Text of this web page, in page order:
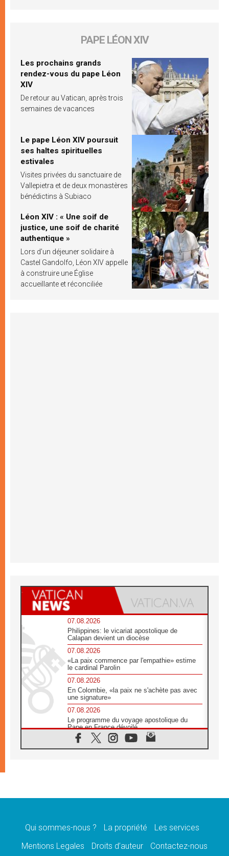
PAPE LÉON XIV
Les prochains grands
rendez-vous du pape Léon
XIV
De retour au Vatican, après trois
semaines de vacances
Le pape Léon XIV poursuit
ses haltes spirituelles
estivales
Visites privées du sanctuaire de
Vallepietra et de deux monastères
bénédictins à Subiaco
Léon XIV : « Une soif de
justice, une soif de charité
authentique »
Lors d’un déjeuner solidaire à
Castel Gandolfo, Léon XIV appelle
à construire une Église
accueillante et réconciliée
07.08.2026
Philippines: le vicariat apostolique de
Calapan devient un diocèse
07.08.2026
«La paix commence par l'empathie» estime
le cardinal Parolin
07.08.2026
En Colombie, «la paix ne s'achète pas avec
une signature»
07.08.2026
Le programme du voyage apostolique du
Pape en France dévoilé
07.08.2026
1ère Conférence continentale sur l'éducation
07.08.2026
07.08.2026
lancement des «dix jours de prière pour la
Qui sommes-nous ? La propriété
Les services
Mentions Legales
Droits d’auteur Contactez-nous